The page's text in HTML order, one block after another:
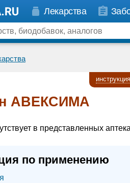
Лекарства
инструкция
АВЕКСИМА
в представленных
по применению